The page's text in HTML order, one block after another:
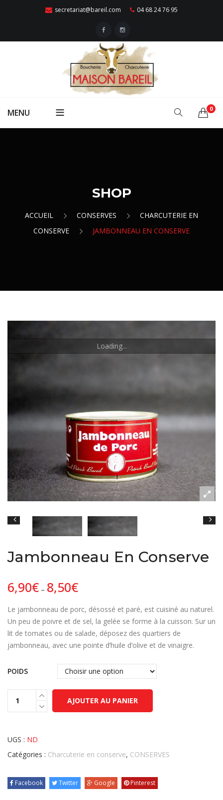
secretariat@bareil.com 04 68 24 76 95
MENU
Contactez-Nous
Canard
CHARCUTERIES
Charcuterie Sèche
0
SHOP
ACCUEIL CONSERVES
CHARCUTERIE EN
CONSERVE
JAMBONNEAU EN CONSERVE
Loading...
Jambonneau En Conserve
6,90€ – 8,50€
Le jambonneau de porc, désossé et paré, est cuisiné au naturel.
Un peu de poivre et de sel, la gelée se forme à la cuisson. Sur un
lit de tomates ou de salade, déposez des quartiers de
jambonneau, avec une pointe d’huile d’olive et de vinaigre.
POIDS
AJOUTER AU PANIER
UGS : ND
Catégories : Charcuterie en conserve, CONSERVES
Facebook Twitter Google Pinterest